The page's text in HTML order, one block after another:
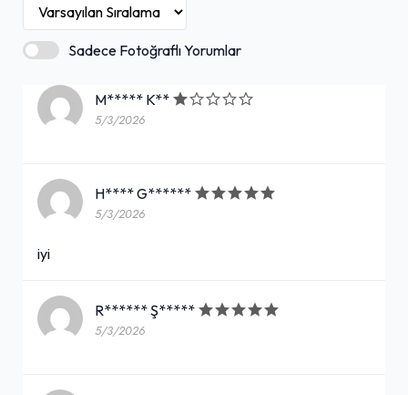
Sadece Fotoğraflı Yorumlar
M***** K**
5/3/2026
H**** G******
5/3/2026
iyi
R****** Ş*****
5/3/2026